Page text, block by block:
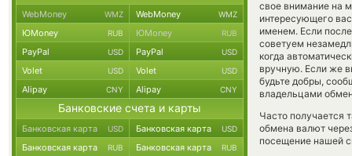
свое внимание на
интересующего
именем. Если
советуем
когда
вручную. Если же
будьте добры,
владельцами
Часто получается
обмена валют
посещение нашей
WebMoney WMZ WebMoney WMZ
ЮMoney RUB ЮMoney RUB
PayPal USD PayPal USD
Volet USD Volet USD
Alipay CNY Alipay CNY
Банковские счета и карты
Банковская карта USD Банковская карта USD
Банковская карта RUB Банковская карта RUB